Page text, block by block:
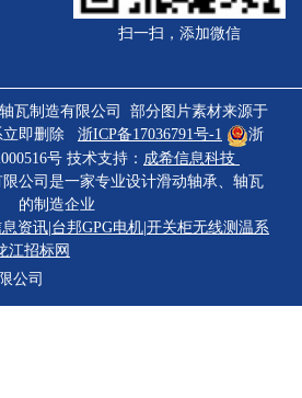
扫一扫，添加微信
瓦制造有限公司 部分图片素材来源于
立即删除 浙ICP备17036791号-1
浙
号 技术支持： 成希信息科技
公司是一家专业设计滑动轴承、 轴瓦
的制造企业
资讯 台邦GPG电机 开关柜无线测温系
江招标网
公司